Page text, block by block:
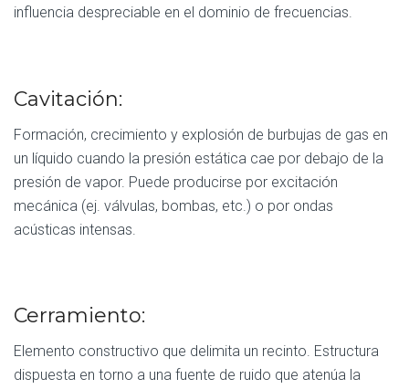
influencia despreciable en el dominio de frecuencias.
Cavitación:
Formación, crecimiento y explosión de burbujas de gas en
un líquido cuando la presión estática cae por debajo de la
presión de vapor. Puede producirse por excitación
mecánica (ej. válvulas, bombas, etc.) o por ondas
acústicas intensas.
Cerramiento:
Elemento constructivo que delimita un recinto. Estructura
dispuesta en torno a una fuente de ruido que atenúa la